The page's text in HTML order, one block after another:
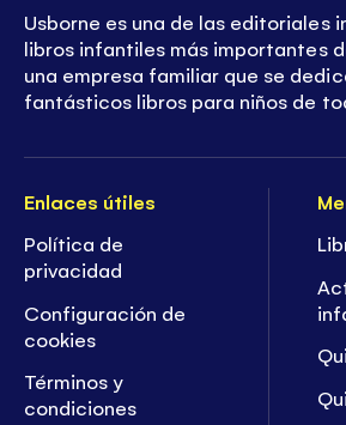
Enlaces útiles
Política de
privacidad
Configuración de
cookies
Términos y
condiciones
Usborne es una de las editoriales
libros infantiles más importantes
una empresa familiar que se
fantásticos libros para niños de